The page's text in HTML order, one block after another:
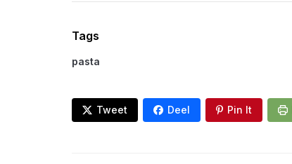
Tags
pasta
Tweet Deel Pin It